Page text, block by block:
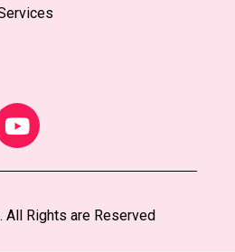
Rights are Reserved